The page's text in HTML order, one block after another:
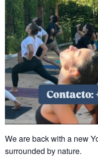
We are back with a new
surrounded by nature.